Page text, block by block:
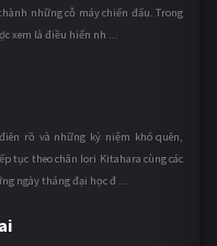
những cỗ máy chiến đấu. Trong
xem là điều hiển nh ...
rồ và những kỷ niệm khó quên,
tục theo chân Iori Kitahara cùng các
ngày tháng đại học đ ...